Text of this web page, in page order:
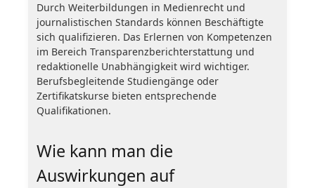
Durch Weiterbildungen in Medienrecht und
journalistischen Standards können Beschäftigte
sich qualifizieren. Das Erlernen von Kompetenzen
im Bereich Transparenzberichterstattung und
redaktionelle Unabhängigkeit wird wichtiger.
Berufsbegleitende Studiengänge oder
Zertifikatskurse bieten entsprechende
Qualifikationen.
Wie kann man die
Auswirkungen auf